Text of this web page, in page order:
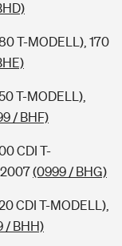
T-MODELL), 170
T-MODELL),
/ BHF)
CDI T-
(0999 / BHG)
CDI T-MODELL),
/ BHH)